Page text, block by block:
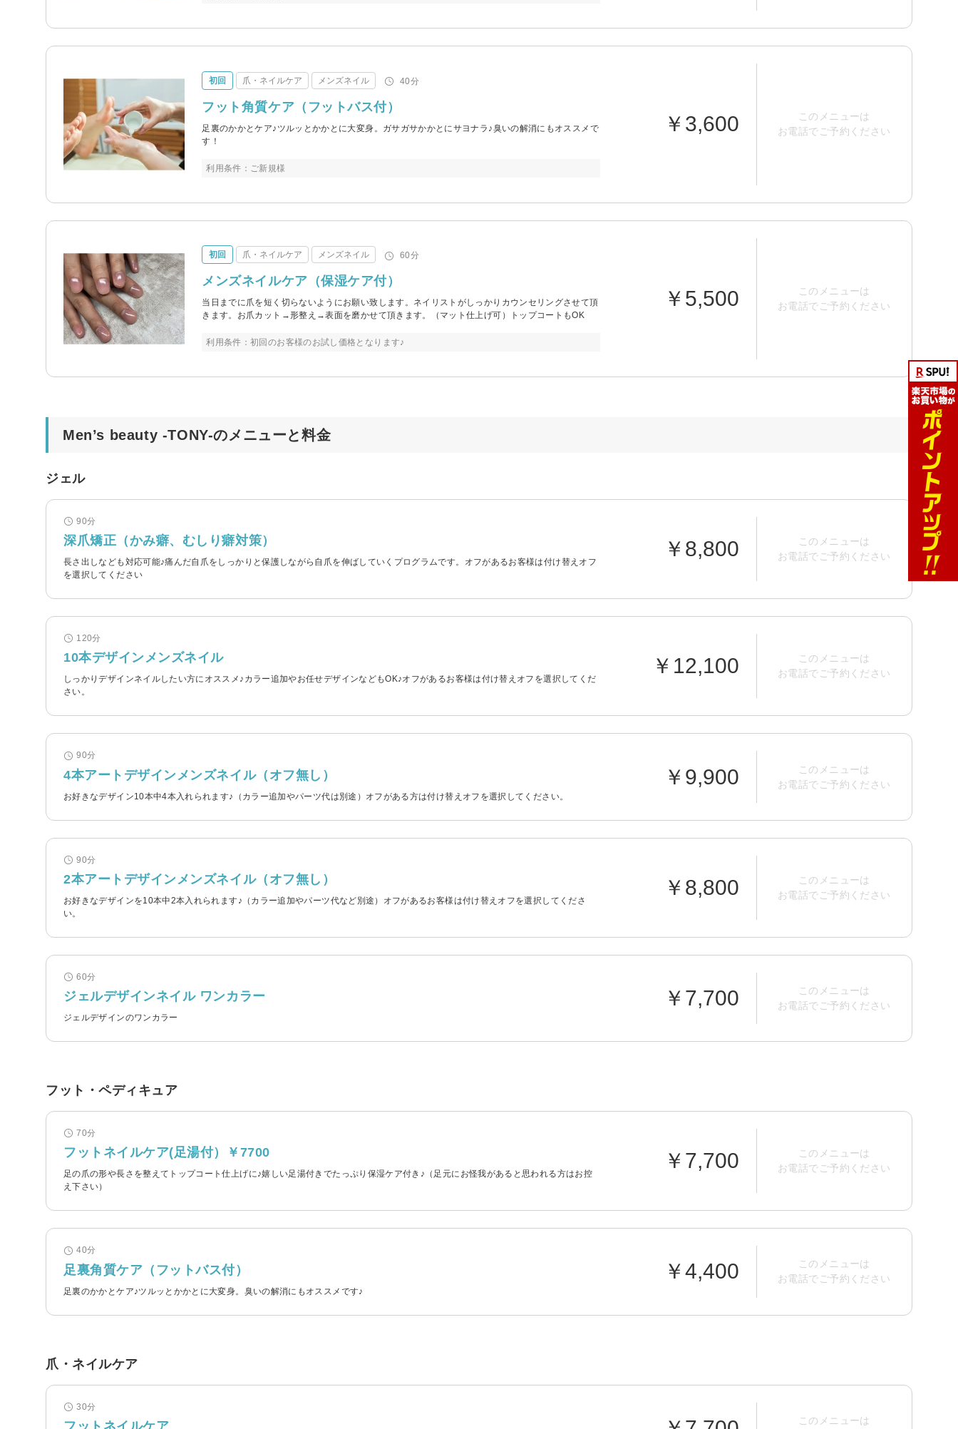
初回 爪・ネイルケア メンズネイル 40分
フット角質ケア（フットバス付）
足裏のかかとケア♪ツルッとかかとに大変身。ガサガサかかとにサヨナラ♪臭いの解消にもオススメで
す！
利用条件：ご新規様
￥3,600
このメニューは
お電話でご予約ください
初回 爪・ネイルケア メンズネイル 60分
メンズネイルケア（保湿ケア付）
当日までに爪を短く切らないようにお願い致します。ネイリストがしっかりカウンセリングさせて頂
きます。お爪カット→形整え→表面を磨かせて頂きます。（マット仕上げ可）トップコートもOK
利用条件：初回のお客様のお試し価格となります♪
￥5,500
このメニューは
お電話でご予約ください
Men’s beauty -TONY-のメニューと料金
ジェル
90分
深爪矯正（かみ癖、むしり癖対策）
長さ出しなども対応可能♪痛んだ自爪をしっかりと保護しながら自爪を伸ばしていくプログラムです。オフがあるお客様は付け替えオフ
を選択してください
￥8,800
このメニューは
お電話でご予約ください
120分
10本デザインメンズネイル
しっかりデザインネイルしたい方にオススメ♪カラー追加やお任せデザインなどもOK♪オフがあるお客様は付け替えオフを選択してくだ
さい。
￥12,100
このメニューは
お電話でご予約ください
90分
4本アートデザインメンズネイル（オフ無し）
お好きなデザイン10本中4本入れられます♪（カラー追加やパーツ代は別途）オフがある方は付け替えオフを選択してください。
￥9,900
このメニューは
お電話でご予約ください
90分
2本アートデザインメンズネイル（オフ無し）
お好きなデザインを10本中2本入れられます♪（カラー追加やパーツ代など別途）オフがあるお客様は付け替えオフを選択してくださ
い。
￥8,800
このメニューは
お電話でご予約ください
60分
ジェルデザインネイル ワンカラー
ジェルデザインのワンカラー
￥7,700
このメニューは
お電話でご予約ください
フット・ペディキュア
70分
フットネイルケア(足湯付）￥7700
足の爪の形や長さを整えてトップコート仕上げに♪嬉しい足湯付きでたっぷり保湿ケア付き♪（足元にお怪我があると思われる方はお控
え下さい）
￥7,700
このメニューは
お電話でご予約ください
40分
足裏角質ケア（フットバス付）
足裏のかかとケア♪ツルッとかかとに大変身。臭いの解消にもオススメです♪
￥4,400
このメニューは
お電話でご予約ください
爪・ネイルケア
30分
フットネイルケア このメニューは